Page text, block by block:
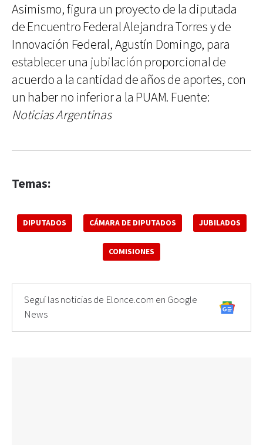
Asimismo, figura un proyecto de la diputada
de Encuentro Federal Alejandra Torres y de
Innovación Federal, Agustín Domingo, para
establecer una jubilación proporcional de
acuerdo a la cantidad de años de aportes, con
un haber no inferior a la PUAM. Fuente:
Noticias Argentinas
Temas:
DIPUTADOS CÁMARA DE DIPUTADOS JUBILADOS
COMISIONES
Seguí las noticias de Elonce.com en Google
News